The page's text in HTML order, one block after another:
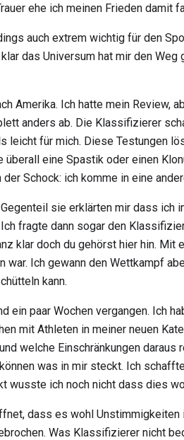
ehe ich meinen Frieden damit
auch extrem wichtig für den
das Universum hat mir den
Amerika. Ich hatte mein Review,
anders ab. Die Klassifizierer
leicht für mich. Diese Testungen
eine Spastik oder einen
der Schock: ich komme in eine
sie erklärten mir dass
fragte dann sogar den
klar doch du gehörst hier hin.
Ich gewann den Wettkampf
kann.
ein paar Wochen vergangen. Ich
mit Athleten in meiner neuen
welche Einschränkungen
was in mir steckt. Ich
wusste ich noch nicht dass dies
dass es wohl
Was Klassifizierer nicht